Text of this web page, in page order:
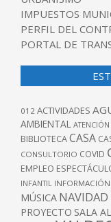
IMPUESTOS
PERFIL DEL
PORTAL DE
012 ACTIVIDADES
AMBIENTAL ATENCIÓN
BIBLIOTECACASA
CONSULTORIO COVID
EMPLEO
INFANTIL INFORMACIÓN
MÚSICA NAVIDAD
PROYECTO SALA